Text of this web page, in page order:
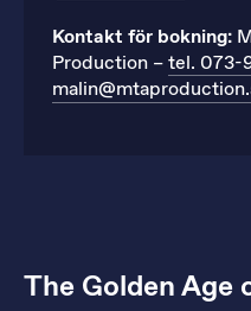
Kontakt för bokning:
Production –tel. 073-
The Golden Age